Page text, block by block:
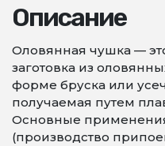
Описание
Оловянная чушка —
заготовка из
форме бруска или
получаемая путем
Основные
(производство